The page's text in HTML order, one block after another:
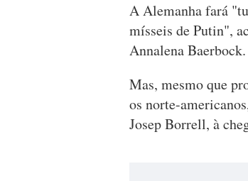
A Alemanha fará
mísseis de Putin",
Annalena Baerbock.
Mas, mesmo que
os norte-
Josep Borrell, à